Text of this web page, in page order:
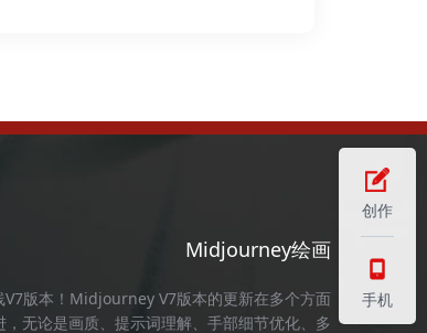
Midjourney绘画
版本！ Midjourney V7版本的更新在多个方面
无论是画质、提示词理解、手部细节优化、多
创作
手机